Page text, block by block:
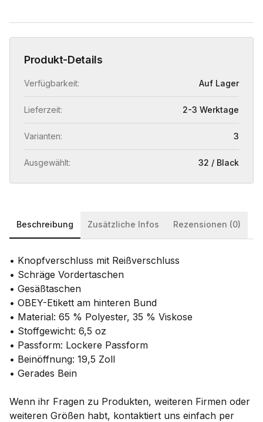
Produkt-Details
Verfügbarkeit: Auf Lager
Lieferzeit: 2-3 Werktage
Varianten: 3
Ausgewählt: 32 / Black
Beschreibung Zusätzliche Infos Rezensionen (0)
• Knopfverschluss mit Reißverschluss
• Schräge Vordertaschen
• Gesäßtaschen
• OBEY-Etikett am hinteren Bund
• Material: 65 % Polyester, 35 % Viskose
• Stoffgewicht: 6,5 oz
• Passform: Lockere Passform
• Beinöffnung: 19,5 Zoll
• Gerades Bein
Wenn ihr Fragen zu Produkten, weiteren Firmen oder
weiteren Größen habt, kontaktiert uns einfach per